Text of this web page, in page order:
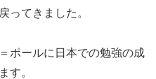
ってきました。
ポールに日本での勉強の成
す。